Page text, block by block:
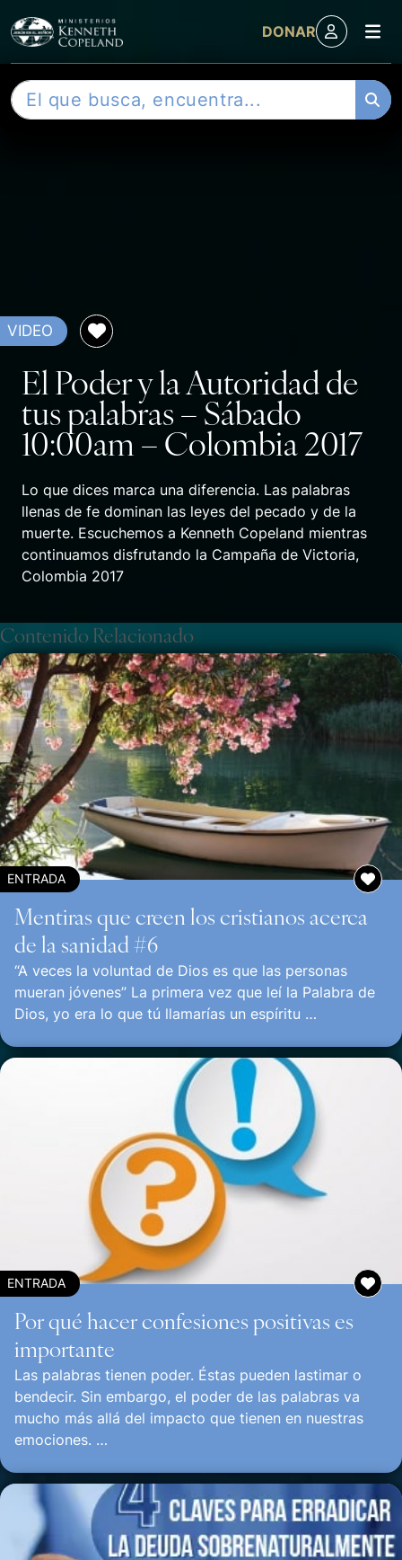
DONAR
B
u
VIDEO
El Poder y la Autoridad de
tus palabras – Sábado
10:00am – Colombia 2017
Lo que dices marca una diferencia. Las palabras
llenas de fe dominan las leyes del pecado y de la
muerte. Escuchemos a Kenneth Copeland mientras
continuamos disfrutando la Campaña de Victoria,
Colombia 2017
Contenido Relacionado
ENTRADA
Mentiras que creen los cristianos acerca
de la sanidad #6
“A veces la voluntad de Dios es que las personas
mueran jóvenes” La primera vez que leí la Palabra de
Dios, yo era lo que tú llamarías un espíritu …
ENTRADA
Por qué hacer confesiones positivas es
importante
Las palabras tienen poder. Éstas pueden lastimar o
bendecir. Sin embargo, el poder de las palabras va
mucho más allá del impacto que tienen en nuestras
emociones. …